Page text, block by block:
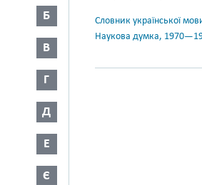
Б
В
Г
Д
Е
Є
Словник української
Наукова думка,